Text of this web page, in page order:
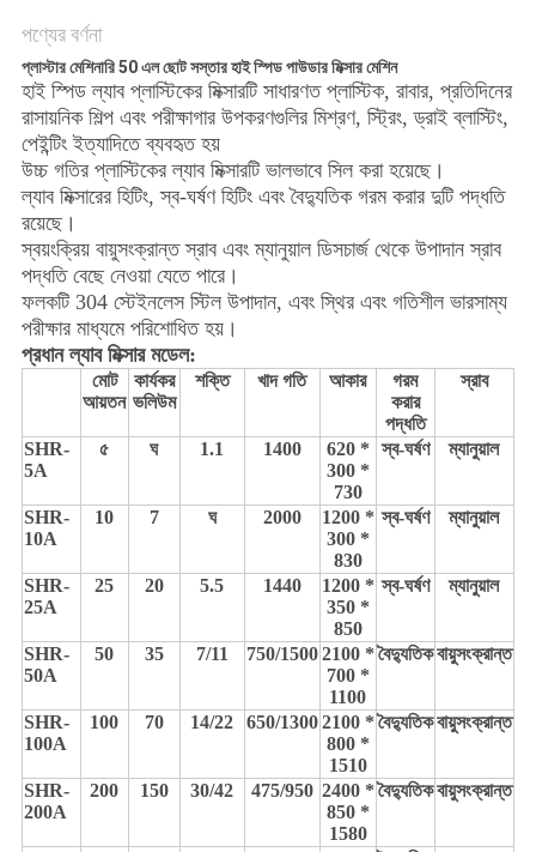
পণ্যের বর্ণনা
প্লাস্টার মেশিনারি 50 এল ছোট সস্তার হাই স্পিড পাউডার মিক্সার মেশিন
হাই স্পিড ল্যাব প্লাস্টিকের মিক্সারটি সাধারণত প্লাস্টিক, রাবার, প্রতিদিনের
রাসায়নিক শিল্প এবং পরীক্ষাগার উপকরণগুলির মিশ্রণ, স্ট্রিং, ড্রাই ব্লাস্টিং,
পেইন্টিং ইত্যাদিতে ব্যবহৃত হয়
উচ্চ গতির প্লাস্টিকের ল্যাব মিক্সারটি ভালভাবে সিল করা হয়েছে।
ল্যাব মিক্সারের হিটিং, স্ব-ঘর্ষণ হিটিং এবং বৈদ্যুতিক গরম করার দুটি পদ্ধতি
রয়েছে।
স্বয়ংক্রিয় বায়ুসংক্রান্ত স্রাব এবং ম্যানুয়াল ডিসচার্জ থেকে উপাদান স্রাব
পদ্ধতি বেছে নেওয়া যেতে পারে।
ফলকটি 304 স্টেইনলেস স্টিল উপাদান, এবং স্থির এবং গতিশীল ভারসাম্য
পরীক্ষার মাধ্যমে পরিশোধিত হয়।
প্রধান ল্যাব মিক্সার মডেল:
মোট
আয়তন
কার্যকর
ভলিউম
শক্তি খাদ গতি আকার
গরম
করার
পদ্ধতি
স্রাব
SHR-
5A
৫ ঘ 1.1 1400
620 *
300 *
730
স্ব-ঘর্ষণ ম্যানুয়াল
SHR-
10A
10 7 ঘ 2000
1200 *
300 *
830
স্ব-ঘর্ষণ ম্যানুয়াল
SHR-
25A
25 20 5.5 1440
1200 *
350 *
850
স্ব-ঘর্ষণ ম্যানুয়াল
SHR-
50A
50 35 7/11 750/15002100 *
700 *
1100
বৈদ্যুতিকবায়ুসংক্রান্ত
SHR-
100A
100 70 14/22 650/13002100 *
800 *
1510
বৈদ্যুতিকবায়ুসংক্রান্ত
SHR-
200A
200 150 30/42 475/950 2400 *
850 *
1580
বৈদ্যুতিকবায়ুসংক্রান্ত